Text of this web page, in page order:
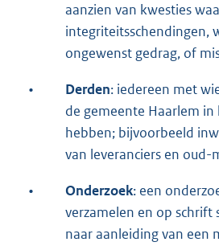
aanzien van kwesties
integriteitsschendingen,
ongewenst gedrag, of
• Derden: iedereen met
de gemeente Haarlem
hebben; bijvoorbeeld
van leveranciers en oud-
• Onderzoek: een
verzamelen en op schrift
naar aanleiding van een